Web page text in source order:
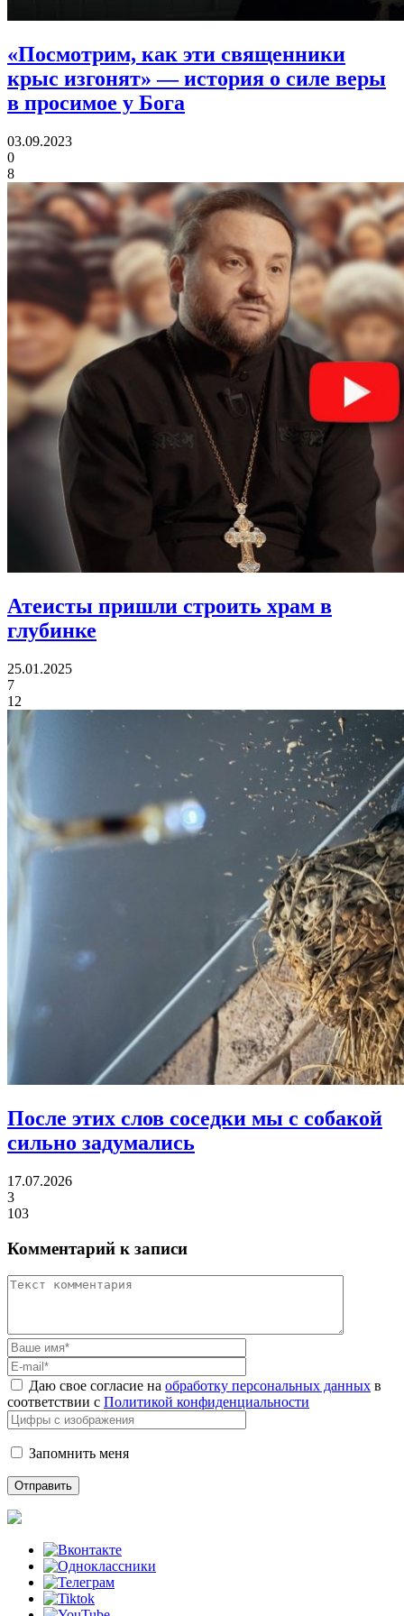
«Посмотрим, как эти священники
крыс изгонят»— история о силе веры
в просимое у Бога
03.09.2023
0
8
Атеисты пришли строить храм в
глубинке
25.01.2025
7
12
После этих слов соседки мы с собакой
сильно задумались
17.07.2026
3
103
Комментарий к записи
Даю свое согласие на обработку персональных данных в
соответствии с Политикой конфиденциальности
Запомнить меня